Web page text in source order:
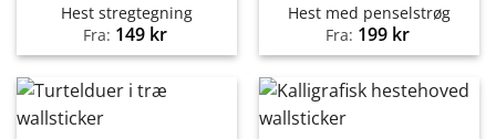
Hest stregtegning
Fra: 149 kr
Hest med penselstrøg
Fra: 199 kr